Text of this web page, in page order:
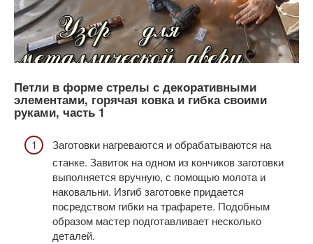
Петли в форме стрелы с декоративными
элементами, горячая ковка и гибка своими
руками, часть 1
Заготовки нагреваются и обрабатываются на
станке. Завиток на одном из кончиков заготовки
выполняется вручную, с помощью молота и
наковальни. Изгиб заготовке придается
посредством гибки на трафарете. Подобным
образом мастер подготавливает несколько
деталей.